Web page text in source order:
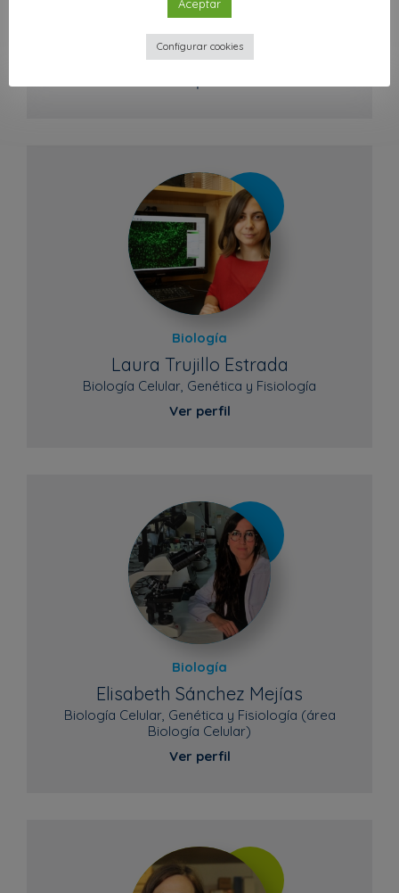
Fisiología, Facultad de Ciencias, Universidad de
Málaga.
Biología
Laura Trujillo Estrada
Biología Celular, Genética y Fisiología
Ver perfil
Biología
Elisabeth Sánchez Mejías
Biología Celular, Genética y Fisiología (área
Biología Celular)
Ver perfil
Aceptar
Configurar cookies